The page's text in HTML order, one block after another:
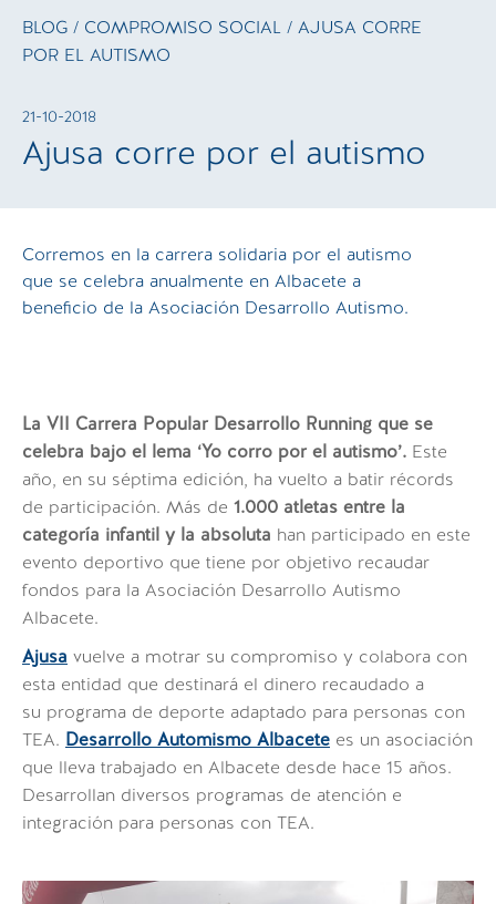
BLOG / COMPROMISO SOCIAL / AJUSA CORRE
POR EL AUTISMO
21-10-2018
Ajusa corre por el autismo
Corremos en la carrera solidaria por el autismo
que se celebra anualmente en Albacete a
beneficio de la Asociación Desarrollo Autismo.
La VII Carrera Popular Desarrollo Running que se
celebra bajo el lema ‘Yo corro por el autismo’. Este
año, en su séptima edición, ha vuelto a batir récords
de participación. Más de 1.000 atletas entre la
categoría infantil y la absoluta han participado en este
evento deportivo que tiene por objetivo recaudar
fondos para la Asociación Desarrollo Autismo
Albacete.
Ajusa vuelve a motrar su compromiso y colabora con
esta entidad que destinará el dinero recaudado a
su programa de deporte adaptado para personas con
TEA. Desarrollo Automismo Albacete es un asociación
que lleva trabajado en Albacete desde hace 15 años.
Desarrollan diversos programas de atención e
integración para personas con TEA.